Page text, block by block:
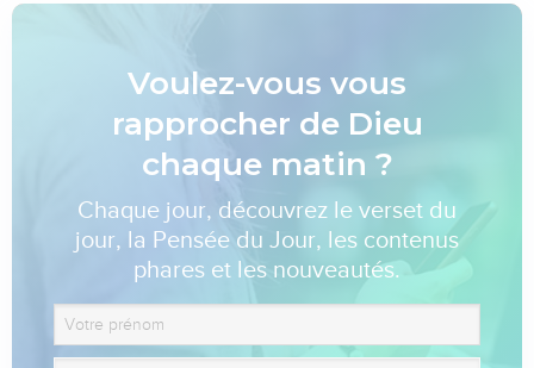
Voulez-vous vous
rapprocher de Dieu
chaque matin ?
Chaque jour, découvrez le verset du
jour, la Pensée du Jour, les contenus
phares et les nouveautés.